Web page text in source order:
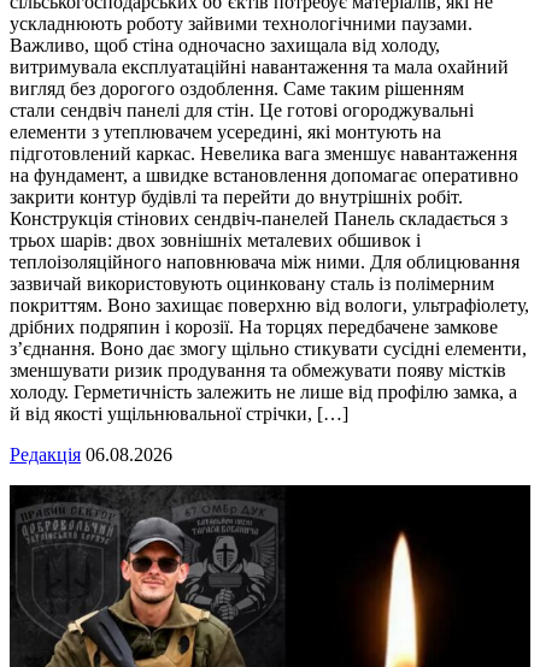
ускладнюють роботу зайвими технологічними паузами.
Важливо, щоб стіна одночасно захищала від холоду,
витримувала експлуатаційні навантаження та мала охайний
вигляд без дорогого оздоблення. Саме таким рішенням
стали сендвіч панелі для стін. Це готові огороджувальні
елементи з утеплювачем усередині, які монтують на
підготовлений каркас. Невелика вага зменшує навантаження
на фундамент, а швидке встановлення допомагає оперативно
закрити контур будівлі та перейти до внутрішніх робіт.
Конструкція стінових сендвіч-панелей Панель складається з
трьох шарів: двох зовнішніх металевих обшивок і
теплоізоляційного наповнювача між ними. Для облицювання
зазвичай використовують оцинковану сталь із полімерним
покриттям. Воно захищає поверхню від вологи, ультрафіолету,
дрібних подряпин і корозії. На торцях передбачене замкове
з’єднання. Воно дає змогу щільно стикувати сусідні елементи,
зменшувати ризик продування та обмежувати появу містків
холоду. Герметичність залежить не лише від профілю замка, а
й від якості ущільнювальної стрічки, […]
Редакція 06.08.2026